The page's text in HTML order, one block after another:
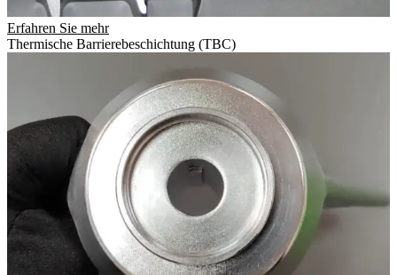
Erfahren Sie mehr
Thermische Barrierebeschichtung (TBC)